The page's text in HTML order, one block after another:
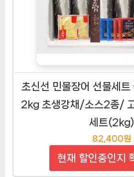
초신선 민물장어 선물세트
2kg 초생강채/소스2종/
세트(2kg)
82,400원
현재 할인중인지